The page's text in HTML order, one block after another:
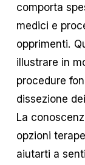
comporta
medici e
opprimenti.
illustrare in
procedure
dissezione
La
opzioni
aiutarti a